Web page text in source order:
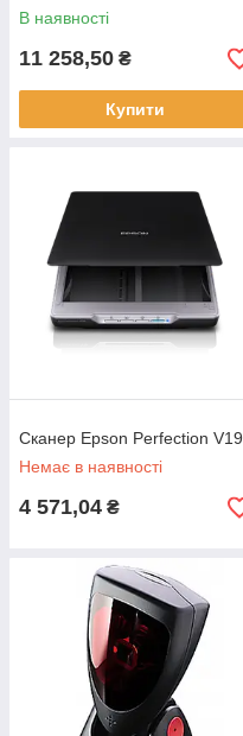
В наявності
11 258,50 ₴
Купити
Сканер Epson Perfection V19
Немає в наявності
4 571,04 ₴